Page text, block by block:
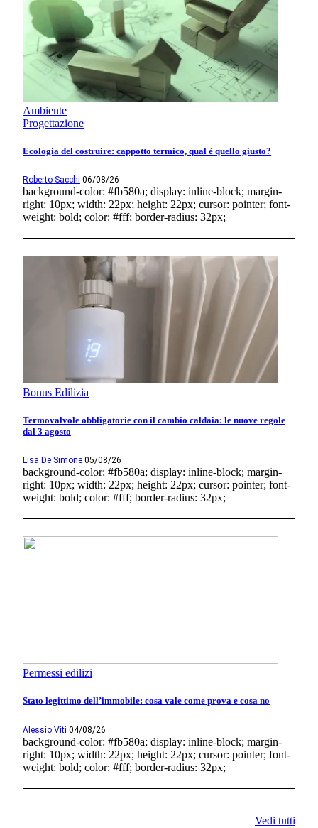
Ambiente
Progettazione
Ecologia del costruire: cappotto termico, qual è quello giusto?
Roberto Sacchi 06/08/26
background-color: #fb580a; display: inline-block; margin-
right: 10px; width: 22px; height: 22px; cursor: pointer; font-
weight: bold; color: #fff; border-radius: 32px;
Bonus Edilizia
Termovalvole obbligatorie con il cambio caldaia: le nuove regole
dal 3 agosto
Lisa De Simone 05/08/26
background-color: #fb580a; display: inline-block; margin-
right: 10px; width: 22px; height: 22px; cursor: pointer; font-
weight: bold; color: #fff; border-radius: 32px;
Permessi edilizi
Stato legittimo dell’immobile: cosa vale come prova e cosa no
Alessio Viti 04/08/26
background-color: #fb580a; display: inline-block; margin-
right: 10px; width: 22px; height: 22px; cursor: pointer; font-
weight: bold; color: #fff; border-radius: 32px;
Vedi tutti